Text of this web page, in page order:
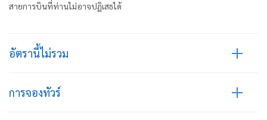
สายการบินที่ท่านไม่อาจปฏิเสธได้
อัตรานี้ไม่รวม
การจองทัวร์